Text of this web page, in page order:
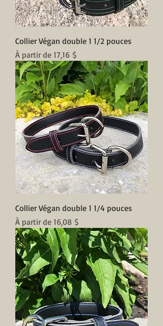
Collier Végan double 1 1/2 pouces
À partir de 17,16 $
Prix promotionnel
Collier Végan double 1 1/4 pouces
À partir de 16,08 $
Prix promotionnel